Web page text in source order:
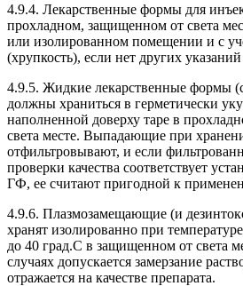
4.9.4. Лекарственные формы для
прохладном, защищенном от света
или изолированном помещении и с
(хрупкость), если нет других
4.9.5. Жидкие лекарственные формы
должны храниться в герметически
наполненной доверху таре в
света месте. Выпадающие при
отфильтровывают, и если
проверки качества соответствует
ГФ, ее считают пригодной к
4.9.6. Плазмозамещающие (и
хранят изолированно при
до 40 град.С в защищенном от света
случаях допускается замерзание
отражается на качестве препарата.